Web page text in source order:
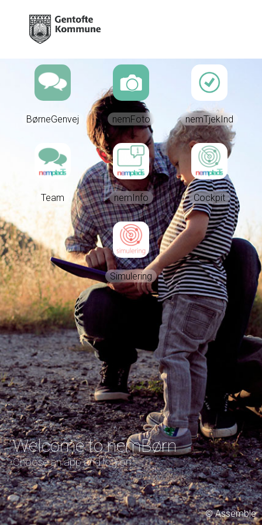
BørneGenvej nemFoto nemTjekInd
Team nemInfo Cockpit
Simulering
Welcome to nemBørn
Choose an app and log on
© Assemble